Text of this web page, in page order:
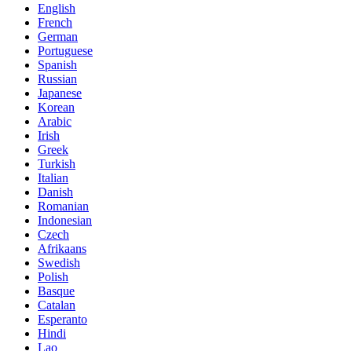
English
French
German
Portuguese
Spanish
Russian
Japanese
Korean
Arabic
Irish
Greek
Turkish
Italian
Danish
Romanian
Indonesian
Czech
Afrikaans
Swedish
Polish
Basque
Catalan
Esperanto
Hindi
Lao